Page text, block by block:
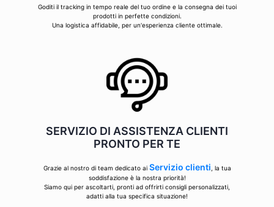
Goditi il tracking in tempo reale del tuo ordine e la consegna dei tuoi
prodotti in perfette condizioni.
Una logistica affidabile, per un'esperienza cliente ottimale.
SERVIZIO DI ASSISTENZA CLIENTI
PRONTO PER TE
Grazie al nostro di team dedicato ai Servizio clienti , la tua
soddisfazione è la nostra priorità!
Siamo qui per ascoltarti, pronti ad offrirti consigli personalizzati,
adatti alla tua specifica situazione!